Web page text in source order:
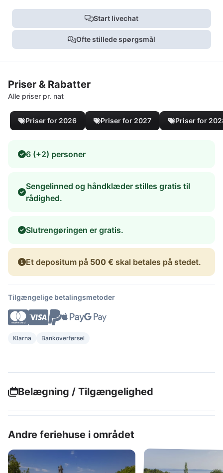
Start livechat
Ofte stillede spørgsmål
Priser & Rabatter
Alle priser pr. nat
Priser for 2026 Priser for 2027 Priser for
6 (+2) personer
Sengelinned og håndklæder stilles gratis til
rådighed.
Slutrengøringen er gratis.
Et depositum på 500 € skal betales på stedet.
Tilgængelige betalingsmetoder
Klarna Bankoverførsel
Belægning / Tilgængelighed
Andre feriehuse i området